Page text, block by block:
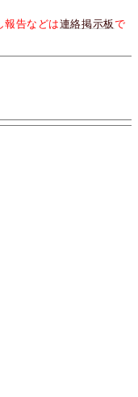
報告などは連絡掲示板で